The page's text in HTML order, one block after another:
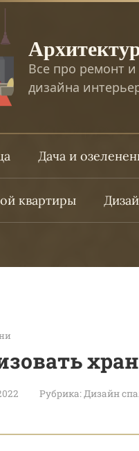
Все про ремонт
дизайна
Дача и
квартиры
Рубрика:Дизайн